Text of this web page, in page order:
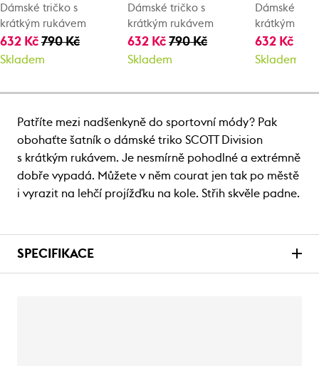
Dámské tričko s
krátkým rukávem
632 Kč 790 Kč
Skladem
Dámské tričko s
krátkým rukávem
632 Kč790 Kč
Skladem
Dámské
krátkým
632 Kč
Skladem
Patříte mezi nadšenkyně do sportovní módy? Pak
obohaťte šatník o dámské triko SCOTT Division
s krátkým rukávem. Je nesmírně pohodlné a extrémně
dobře vypadá. Můžete v něm courat jen tak po městě
i vyrazit na lehčí projížďku na kole. Střih skvěle padne.
SPECIFIKACE